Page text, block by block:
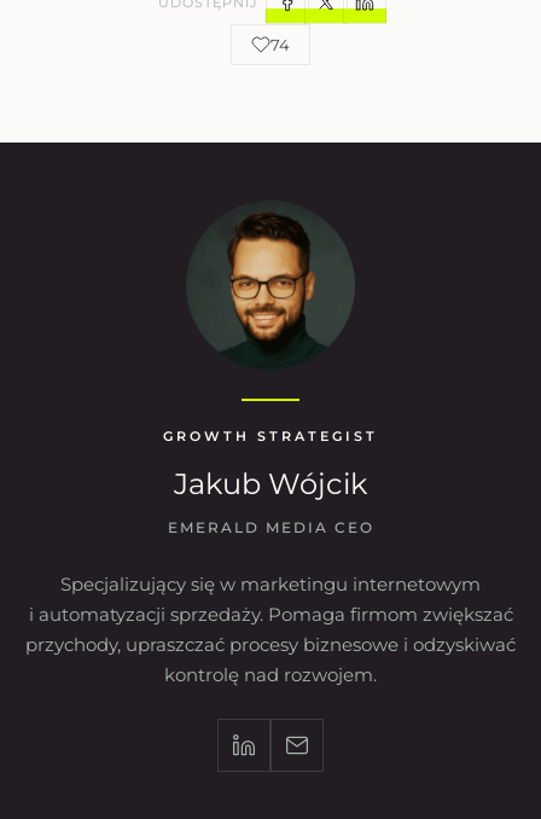
74
GROWTH STRATEGIST
Jakub Wójcik
EMERALD MEDIA CEO
Specjalizujący się w marketingu internetowym
i automatyzacji sprzedaży. Pomaga firmom zwiększać
przychody, upraszczać procesy biznesowe i odzyskiwać
kontrolę nad rozwojem.